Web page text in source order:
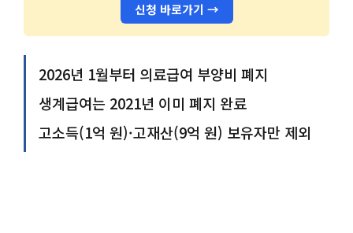
신청 바로가기 →
2026년 1월부터 의료급여 부양비 폐지
생계급여는 2021년 이미 폐지 완료
고소득(1억 원)·고재산(9억 원) 보유자만 제외